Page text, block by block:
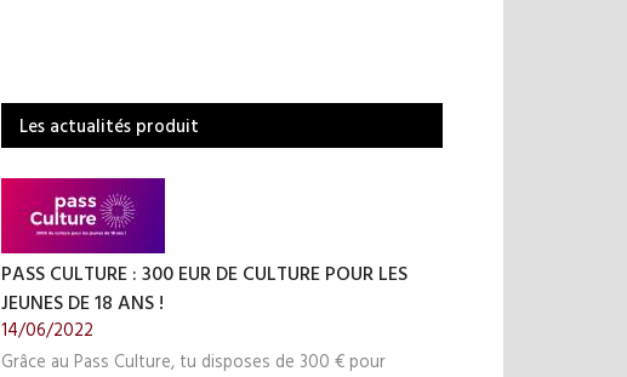
Les actualités produit
PASS CULTURE : 300 EUR DE CULTURE POUR LES
JEUNES DE 18 ANS !
14/06/2022
Grâce au Pass Culture, tu disposes de 300 € pour